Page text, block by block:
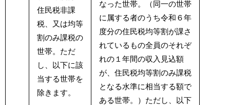
住民税非課
税、又は均等
割のみ課税の
世帯。ただ
し、以下に該
当する世帯を
除きます。
なった世帯。（同一の世帯
に属する者のうち令和６年
度分の住民税均等割が課さ
れているもの全員のそれぞ
れの１年間の収入見込額
が、住民税均等割のみ課税
となる水準に相当する額で
ある世帯。）ただし、以下